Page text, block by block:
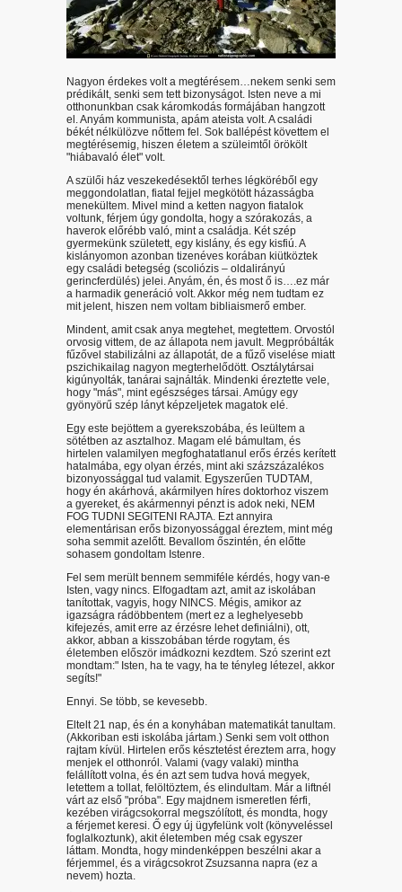
Nagyon érdekes volt a megtérésem…nekem senki sem
prédikált, senki sem tett bizonyságot. Isten neve a mi
otthonunkban csak káromkodás formájában hangzott
el. Anyám kommunista, apám ateista volt. A családi
békét nélkülözve nőttem fel. Sok ballépést követtem el
megtérésemig, hiszen életem a szüleimtől örökölt
"hiábavaló élet" volt.
A szülői ház veszekedésektől terhes légköréből egy
meggondolatlan, fiatal fejjel megkötött házasságba
menekültem. Mivel mind a ketten nagyon fiatalok
voltunk, férjem úgy gondolta, hogy a szórakozás, a
haverok előrébb való, mint a családja. Két szép
gyermekünk született, egy kislány, és egy kisfiú. A
kislányomon azonban tizenéves korában kiütköztek
egy családi betegség (scoliózis – oldalirányú
gerincferdülés) jelei. Anyám, én, és most ő is….ez már
a harmadik generáció volt. Akkor még nem tudtam ez
mit jelent, hiszen nem voltam bibliaismerő ember.
Mindent, amit csak anya megtehet, megtettem. Orvostól
orvosig vittem, de az állapota nem javult. Megpróbálták
fűzővel stabilizálni az állapotát, de a fűző viselése miatt
pszichikailag nagyon megterhelődött. Osztálytársai
kigúnyolták, tanárai sajnálták. Mindenki éreztette vele,
hogy "más", mint egészséges társai. Amúgy egy
gyönyörű szép lányt képzeljetek magatok elé.
Egy este bejöttem a gyerekszobába, és leültem a
sötétben az asztalhoz. Magam elé bámultam, és
hirtelen valamilyen megfoghatatlanul erős érzés kerített
hatalmába, egy olyan érzés, mint aki százszázalékos
bizonyossággal tud valamit. Egyszerűen TUDTAM,
hogy én akárhová, akármilyen híres doktorhoz viszem
a gyereket, és akármennyi pénzt is adok neki, NEM
FOG TUDNI SEGITENI RAJTA. Ezt annyira
elementárisan erős bizonyossággal éreztem, mint még
soha semmit azelőtt. Bevallom őszintén, én előtte
sohasem gondoltam Istenre.
Fel sem merült bennem semmiféle kérdés, hogy van-e
Isten, vagy nincs. Elfogadtam azt, amit az iskolában
tanítottak, vagyis, hogy NINCS. Mégis, amikor az
igazságra rádöbbentem (mert ez a leghelyesebb
kifejezés, amit erre az érzésre lehet definiálni), ott,
akkor, abban a kisszobában térde rogytam, és
életemben először imádkozni kezdtem. Szó szerint ezt
mondtam:" Isten, ha te vagy, ha te tényleg létezel, akkor
segíts!"
Ennyi. Se több, se kevesebb.
Eltelt 21 nap, és én a konyhában matematikát tanultam.
(Akkoriban esti iskolába jártam.) Senki sem volt otthon
rajtam kívül. Hirtelen erős késztetést éreztem arra, hogy
menjek el otthonról. Valami (vagy valaki) mintha
felállított volna, és én azt sem tudva hová megyek,
letettem a tollat, felöltöztem, és elindultam. Már a liftnél
várt az első "próba". Egy majdnem ismeretlen férfi,
kezében virágcsokorral megszólított, és mondta, hogy
a férjemet keresi. Ő egy új ügyfelünk volt (könyveléssel
foglalkoztunk), akit életemben még csak egyszer
láttam. Mondta, hogy mindenképpen beszélni akar a
férjemmel, és a virágcsokrot Zsuzsanna napra (ez a
nevem) hozta.